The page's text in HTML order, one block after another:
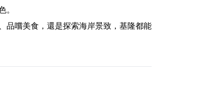
品嚐美食，還是探索海岸景致，基隆都能